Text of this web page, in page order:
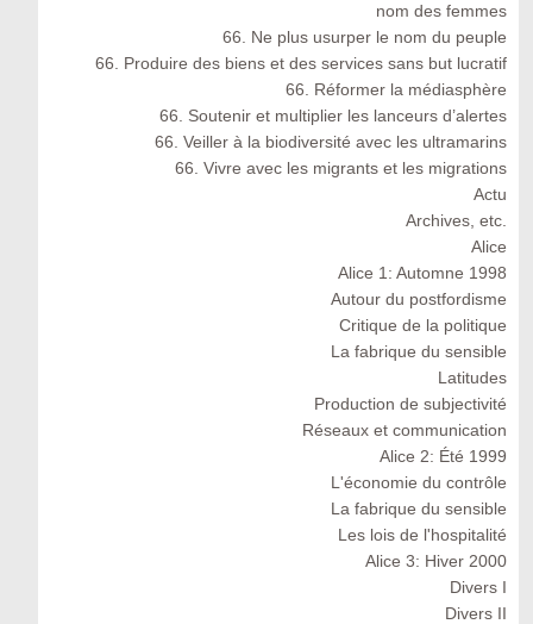
nom des femmes
66. Ne plus usurper le nom du peuple
66. Produire des biens et des services sans but lucratif
66. Réformer la médiasphère
66. Soutenir et multiplier les lanceurs d’alertes
66. Veiller à la biodiversité avec les ultramarins
66. Vivre avec les migrants et les migrations
Actu
Archives, etc.
Alice
Alice 1: Automne 1998
Autour du postfordisme
Critique de la politique
La fabrique du sensible
Latitudes
Production de subjectivité
Réseaux et communication
Alice 2: Été 1999
L'économie du contrôle
La fabrique du sensible
Les lois de l'hospitalité
Alice 3: Hiver 2000
Divers I
Divers II